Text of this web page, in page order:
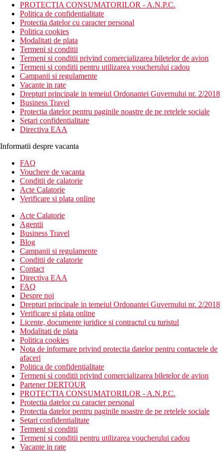
PROTECTIA CONSUMATORILOR - A.N.P.C.
Politica de confidentialitate
Protectia datelor cu caracter personal
Politica cookies
Modalitati de plata
Termeni si conditii
Termeni si conditii privind comercializarea biletelor de avion
Termeni si conditii pentru utilizarea voucherului cadou
Campanii si regulamente
Vacante in rate
Drepturi principale in temeiul Ordonantei Guvernului nr. 2/2018
Business Travel
Protectia datelor pentru paginile noastre de pe retelele sociale
Setari confidentialitate
Directiva EAA
Informatii despre vacanta
FAQ
Vouchere de vacanta
Conditii de calatorie
Acte Calatorie
Verificare si plata online
Acte Calatorie
Agentii
Business Travel
Blog
Campanii si regulamente
Conditii de calatorie
Contact
Directiva EAA
FAQ
Despre noi
Drepturi principale in temeiul Ordonantei Guvernului nr. 2/2018
Verificare si plata online
Licente, documente juridice si contractul cu turistul
Modalitati de plata
Politica cookies
Nota de informare privind protectia datelor pentru contactele de
afaceri
Politica de confidentialitate
Termeni si conditii privind comercializarea biletelor de avion
Partener DERTOUR
PROTECTIA CONSUMATORILOR - A.N.P.C.
Protectia datelor cu caracter personal
Protectia datelor pentru paginile noastre de pe retelele sociale
Setari confidentialitate
Termeni si conditii
Termeni si conditii pentru utilizarea voucherului cadou
Vacante in rate